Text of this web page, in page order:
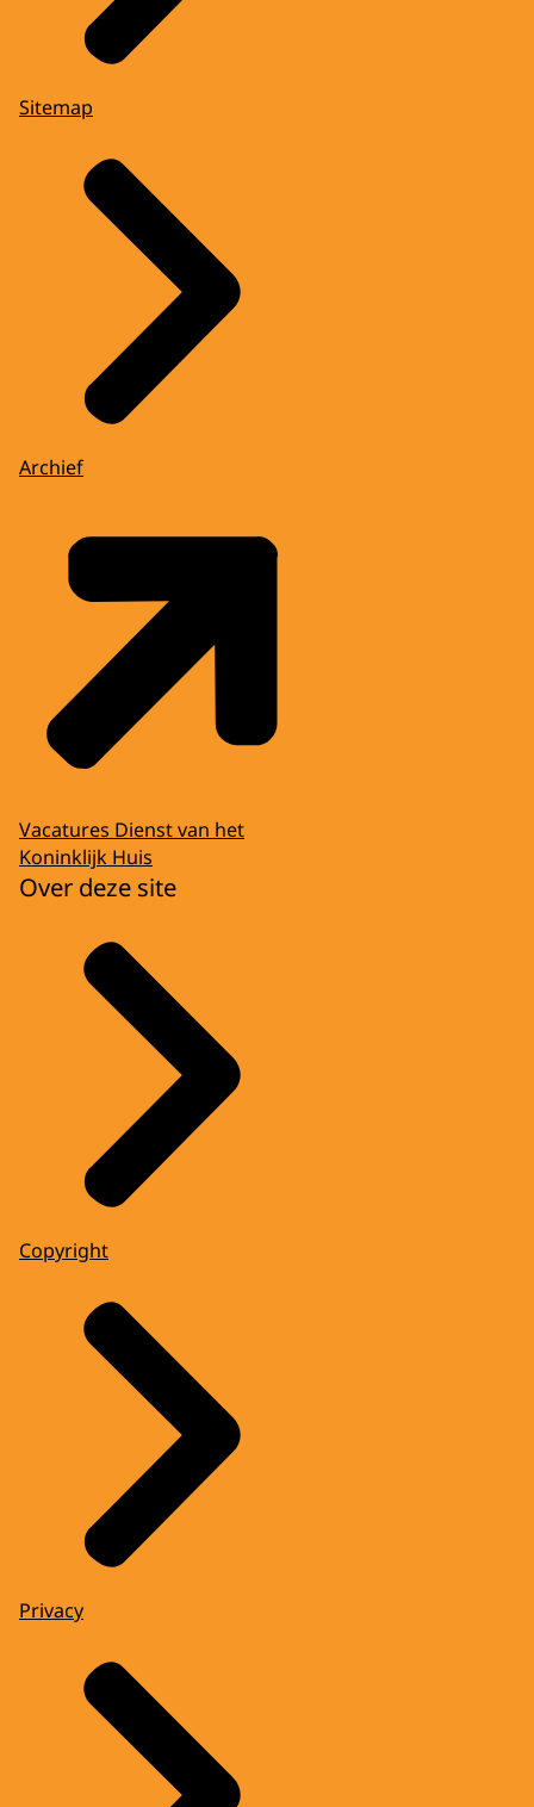
Sitemap
Archief
Vacatures Dienst van het
Koninklijk Huis
Over deze site
Copyright
Privacy